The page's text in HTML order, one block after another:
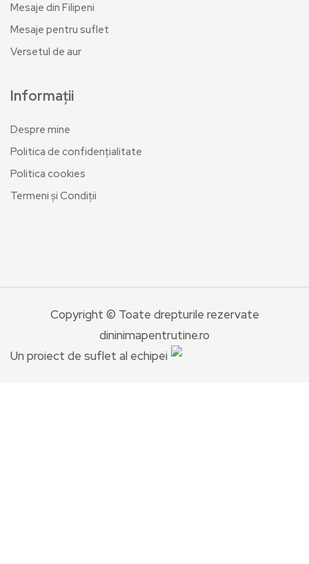
Mesaje din Filipeni
Mesaje pentru suflet
Versetul de aur
Informații
Despre mine
Politica de confidențialitate
Politica cookies
Termeni și Condiții
Copyright © Toate drepturile rezervate
dininimapentrutine.ro
Un proiect de suflet al echipei